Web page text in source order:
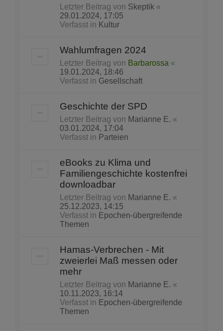
Letzter Beitrag von Skeptik «
29.01.2024, 17:05
Verfasst in Kultur
Wahlumfragen 2024
Letzter Beitrag von Barbarossa «
19.01.2024, 18:46
Verfasst in Gesellschaft
Geschichte der SPD
Letzter Beitrag von Marianne E. «
03.01.2024, 17:04
Verfasst in Parteien
eBooks zu Klima und
Familiengeschichte kostenfrei
downloadbar
Letzter Beitrag von Marianne E. «
25.12.2023, 14:15
Verfasst in Epochen-übergreifende
Themen
Hamas-Verbrechen - Mit
zweierlei Maß messen oder
mehr
Letzter Beitrag von Marianne E. «
10.11.2023, 16:14
Verfasst in Epochen-übergreifende
Themen